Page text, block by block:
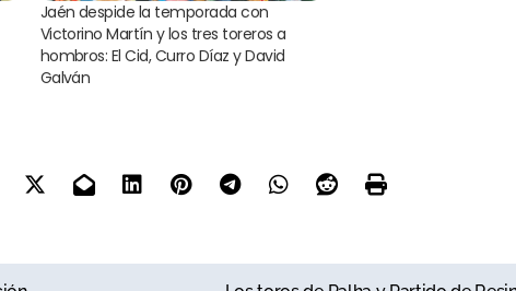
Jaén despide la temporada con
Victorino Martín y los tres toreros a
hombros: El Cid, Curro Díaz y David
Galván